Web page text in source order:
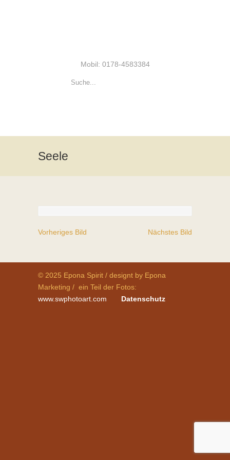
Mobil: 0178-4583384
Seele
Vorheriges Bild Nächstes Bild
© 2025 Epona Spirit / designt by Epona
Marketing / ein Teil der Fotos:
www.swphotoart.com
Datenschutz